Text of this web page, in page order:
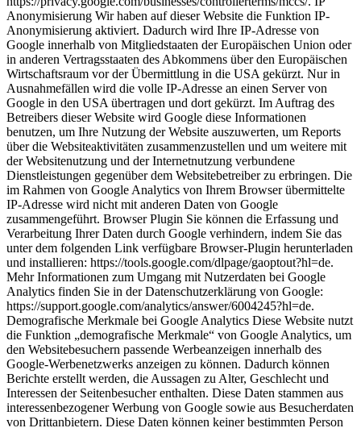
Anonymisierung Wir haben auf dieser Website die Funktion IP-
Anonymisierung aktiviert. Dadurch wird Ihre IP-Adresse von
Google innerhalb von Mitgliedstaaten der Europäischen Union oder
in anderen Vertragsstaaten des Abkommens über den Europäischen
Wirtschaftsraum vor der Übermittlung in die USA gekürzt. Nur in
Ausnahmefällen wird die volle IP-Adresse an einen Server von
Google in den USA übertragen und dort gekürzt. Im Auftrag des
Betreibers dieser Website wird Google diese Informationen
benutzen, um Ihre Nutzung der Website auszuwerten, um Reports
über die Websiteaktivitäten zusammenzustellen und um weitere mit
der Websitenutzung und der Internetnutzung verbundene
Dienstleistungen gegenüber dem Websitebetreiber zu erbringen. Die
im Rahmen von Google Analytics von Ihrem Browser übermittelte
IP-Adresse wird nicht mit anderen Daten von Google
zusammengeführt. Browser Plugin Sie können die Erfassung und
Verarbeitung Ihrer Daten durch Google verhindern, indem Sie das
unter dem folgenden Link verfügbare Browser-Plugin herunterladen
und installieren: https://tools.google.com/dlpage/gaoptout?hl=de.
Mehr Informationen zum Umgang mit Nutzerdaten bei Google
Analytics finden Sie in der Datenschutzerklärung von Google:
https://support.google.com/analytics/answer/6004245?hl=de.
Demografische Merkmale bei Google Analytics Diese Website nutzt
die Funktion „demografische Merkmale“ von Google Analytics, um
den Websitebesuchern passende Werbeanzeigen innerhalb des
Google-Werbenetzwerks anzeigen zu können. Dadurch können
Berichte erstellt werden, die Aussagen zu Alter, Geschlecht und
Interessen der Seitenbesucher enthalten. Diese Daten stammen aus
interessenbezogener Werbung von Google sowie aus Besucherdaten
von Drittanbietern. Diese Daten können keiner bestimmten Person